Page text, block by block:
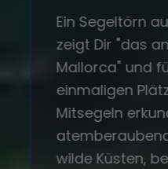
Ein Segeltörn
zeigt Dir "das
Mallorca" und
einmaligen
Mitsegeln
wilde Küsten,